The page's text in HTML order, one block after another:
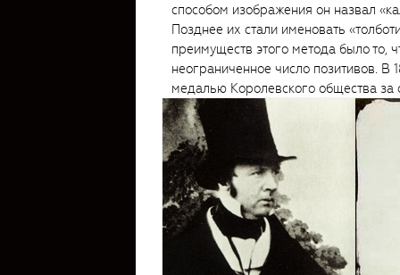
способом изображения он назвал
Позднее их стали именовать
преимуществ этого метода было то,
неограниченное число позитивов.
медалью Королевского общества за